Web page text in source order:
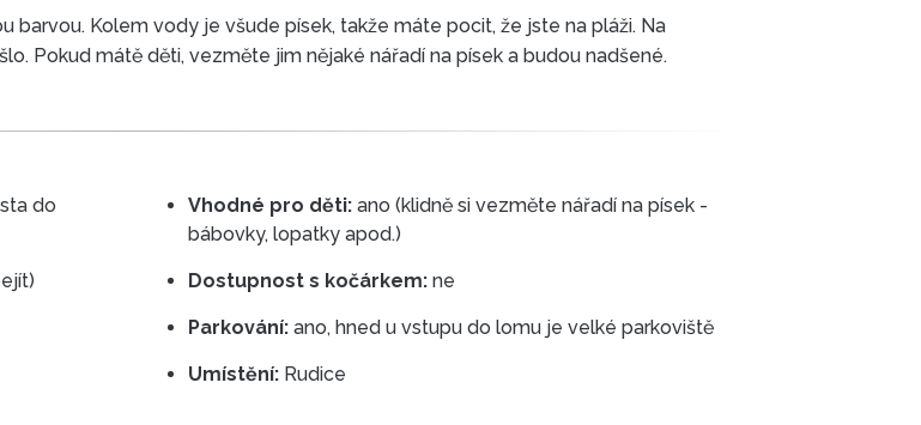
Kolem vody je všude písek, takže máte pocit, že jste na pláži. Na
Pokud mátě děti, vezměte jim nějaké nářadí na písek a budou nadšené.
lom chcete i obejít)
Vhodné pro děti: ano (klidně si vezměte nářadí na písek -
bábovky, lopatky apod.)
Dostupnost s kočárkem: ne
Parkování: ano, hned u vstupu do lomu je velké parkoviště
Umístění: Rudice